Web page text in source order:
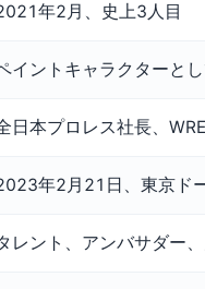
年2月、史上3人目
イントキャラクターと
日本プロレス社長、
年2月21日、東京ド
レント、アンバサダー